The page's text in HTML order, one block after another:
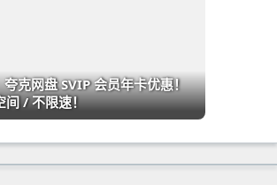
夸克网盘 SVIP 会员年卡优惠！
间 / 不限速！